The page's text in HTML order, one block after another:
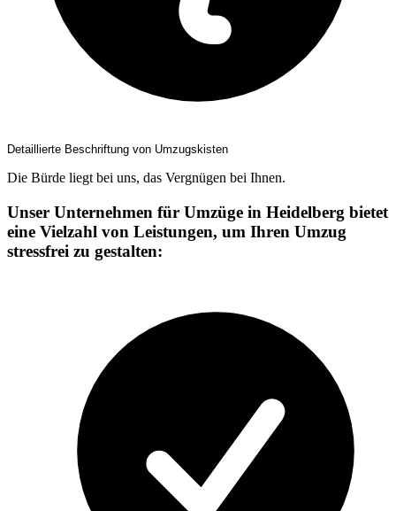
Detaillierte Beschriftung von Umzugskisten
Die Bürde liegt bei uns, das Vergnügen bei Ihnen.
Unser Unternehmen für Umzüge in Heidelberg bietet
eine Vielzahl von Leistungen, um Ihren Umzug
stressfrei zu gestalten: